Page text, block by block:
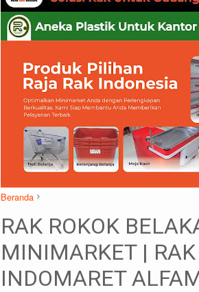
Beranda
Rak Minimarket
rak rokok
RAK ROKOK BELAKANG KASIR MINIMARKET
RAK ROKOK
MINIMARKET |
INDOMARET